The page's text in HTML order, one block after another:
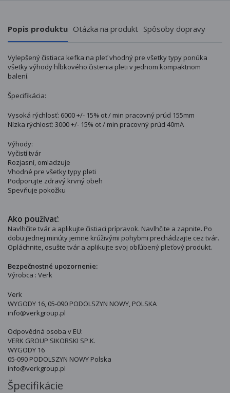
Popis produktu Otázka na produkt Spôsoby dopravy
Vylepšený čistiaca kefka na pleť vhodný pre všetky typy ponúka
všetky výhody hĺbkového čistenia pleti v jednom kompaktnom
balení.
Špecifikácia:
Vysoká rýchlosť: 6000 +/- 15% ot / min pracovný prúd 155mm
Nízka rýchlosť: 3000 +/- 15% ot / min pracovný prúd 40mA
Výhody:
Vyčistí tvár
Rozjasní, omladzuje
Vhodné pre všetky typy pleti
Podporujte zdravý krvný obeh
Spevňuje pokožku
Ako používať:
Navlhčite tvár a aplikujte čistiaci prípravok. Navlhčite a zapnite. Po
dobu jednej minúty jemne krúživými pohybmi prechádzajte cez tvár.
Opláchnite, osušte tvár a aplikujte svoj obľúbený pleťový produkt.
Bezpečnostné upozornenie:
Výrobca : Verk
Verk
WYGODY 16, 05-090 PODOLSZYN NOWY, POLSKA
info@verkgroup.pl
Odpovědná osoba v EU:
VERK GROUP SIKORSKI SP.K.
WYGODY 16
05-090 PODOLSZYN NOWY Polska
info@verkgroup.pl
Špecifikácie